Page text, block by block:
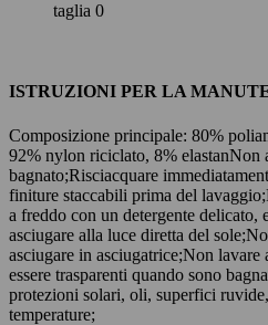
taglia 0
ISTRUZIONI PER LA
Composizione principale: 80%
92% nylon riciclato, 8% elastanNon
bagnato;Risciacquare
finiture staccabili prima del lavaggio;
a freddo con un detergente delicato,
asciugare alla luce diretta del sole;
asciugare in asciugatrice;Non lavare
essere trasparenti quando sono
protezioni solari, oli, superfici
temperature;